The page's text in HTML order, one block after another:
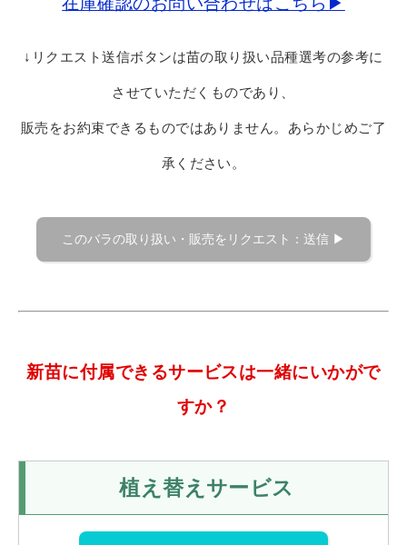
↓リクエスト送信ボタンは苗の取り扱い品種選考の参考に
させていただくものであり、
販売をお約束できるものではありません。あらかじめご了
承ください。
新苗に付属できるサービスは一緒にいかがで
すか？
植え替えサービス